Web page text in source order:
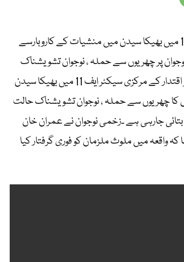
اسلام آباد (آئی پی ایس ) شہر اقتدار کے مرکزی سیکٹر ایف 11 میں بھیکا سیدن میں منشیات کے کاروبارسے
پر چھریوں سے حملہ ، نوجوان تشویشناک
حالت میں پمز ہسپتال منتقل ۔ تفصیلات کے مطابق شہر اقتدار کے مرکزی سیکٹر ایف 11 میں بھیکا سیدن
کا چھریوں سے حملہ ، نوجوان تشویشناک حالت
جارہی ہے ۔زخمی نوجوان نے عمران خان
واقعہ میں ملوث ملزمان کو فوری گرفتار کیا